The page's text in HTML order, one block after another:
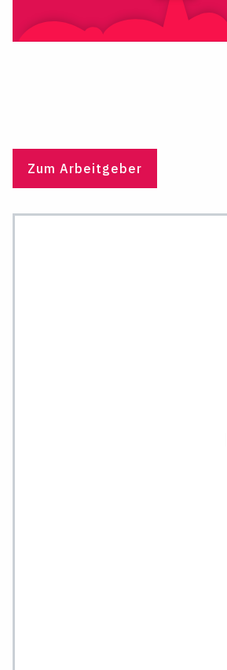
Zum Arbeitgeber